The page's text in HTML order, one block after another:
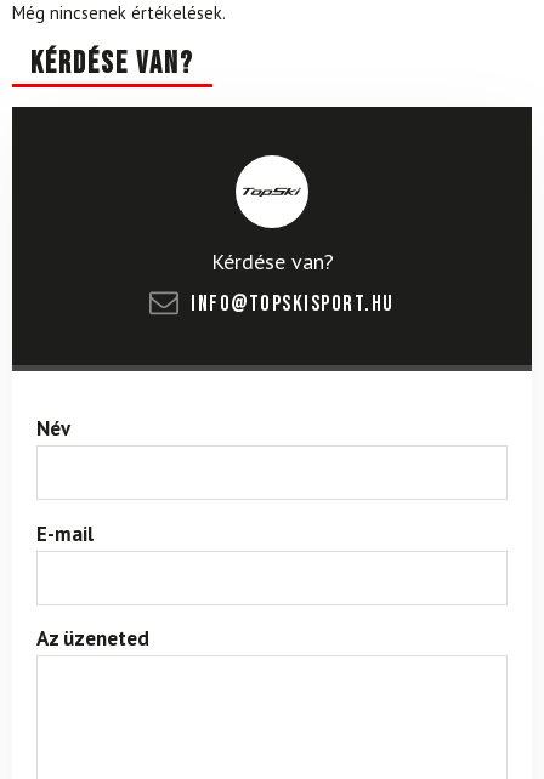
Még nincsenek értékelések.
Kérdése van?
Kérdése van?
info@topskisport.hu
Név
E-mail
Az üzeneted